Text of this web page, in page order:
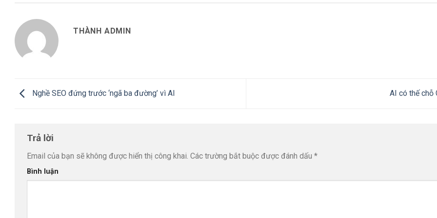
THÀNH ADMIN
Nghề SEO đứng trước ‘ngã ba đường’ vì AI AI có thế chỗ
Trả lời
Email của bạn sẽ không được hiển thị công khai. Các trường bắt buộc được đánh dấu *
Bình luận